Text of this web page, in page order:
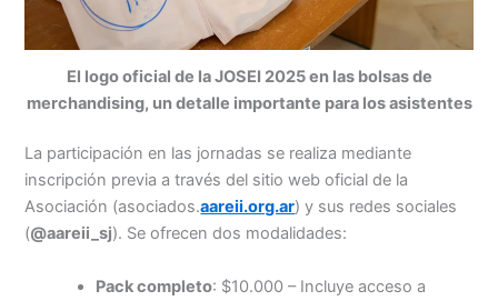
El logo oficial de la JOSEI 2025 en las bolsas de
merchandising, un detalle importante para los asistentes
La participación en las jornadas se realiza mediante
inscripción previa a través del sitio web oficial de la
Asociación (asociados.aareii.org.ar) y sus redes sociales
(@aareii_sj). Se ofrecen dos modalidades:
Pack completo: $10.000 – Incluye acceso a